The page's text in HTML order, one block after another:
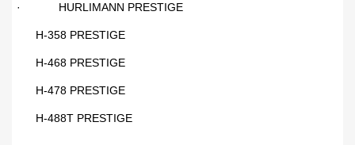
· HURLIMANN PRESTIGE
H-358 PRESTIGE
H-468 PRESTIGE
H-478 PRESTIGE
H-488T PRESTIGE